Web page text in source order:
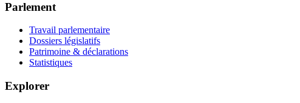
Parlement
Travail parlementaire
Dossiers législatifs
Patrimoine & déclarations
Statistiques
Explorer